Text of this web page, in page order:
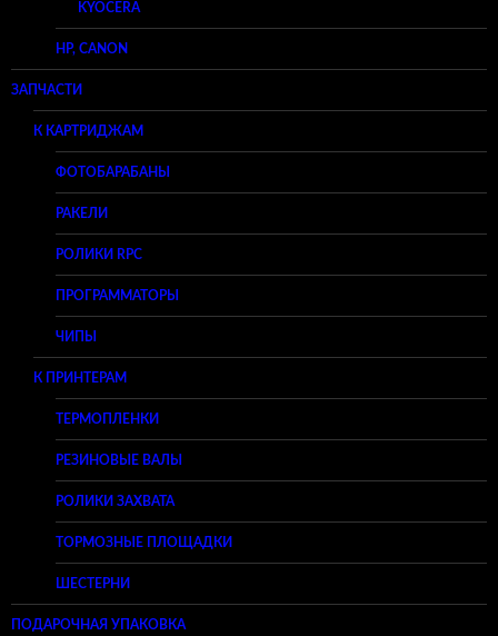
KYOCERA
HP, CANON
ЗАПЧАСТИ
К КАРТРИДЖАМ
ФОТОБАРАБАНЫ
РАКЕЛИ
РОЛИКИ RPC
ПРОГРАММАТОРЫ
ЧИПЫ
К ПРИНТЕРАМ
ТЕРМОПЛЕНКИ
РЕЗИНОВЫЕ ВАЛЫ
РОЛИКИ ЗАХВАТА
ТОРМОЗНЫЕ ПЛОЩАДКИ
ШЕСТЕРНИ
ПОДАРОЧНАЯ УПАКОВКА